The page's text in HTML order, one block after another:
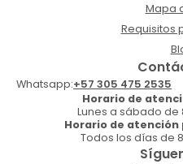
Mapa
Requisitos
Whatsapp:+57 305 475 2535
Horario de
Lunes a sábado de
Horario de
Todos los días de